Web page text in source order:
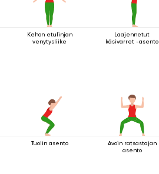
Kehon etulinjan
venytysliike
Laajennetut
käsivarret -asento
Tuolin asento
Avoin ratsastajan
asento